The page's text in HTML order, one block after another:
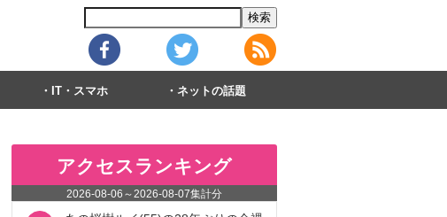
IT・スマホ ネットの話題
アクセスランキング
2026-08-06 ～2026-08-07集計分